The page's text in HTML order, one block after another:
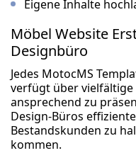
Eigene Inhalte
Möbel Website
Designbüro
Jedes MotocMS
verfügt über
ansprechend zu
Design-Büros
Bestandskunden zu
kommen.